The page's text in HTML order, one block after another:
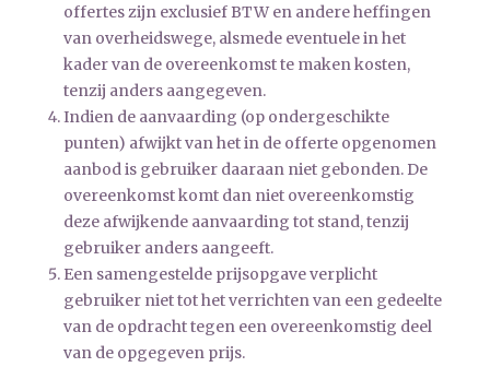
offertes zijn exclusief BTW en andere heffingen
van overheidswege, alsmede eventuele in het
kader van de overeenkomst te maken kosten,
tenzij anders aangegeven.
Indien de aanvaarding (op ondergeschikte
punten) afwijkt van het in de offerte opgenomen
aanbod is gebruiker daaraan niet gebonden. De
overeenkomst komt dan niet overeenkomstig
deze afwijkende aanvaarding tot stand, tenzij
gebruiker anders aangeeft.
Een samengestelde prijsopgave verplicht
gebruiker niet tot het verrichten van een gedeelte
van de opdracht tegen een overeenkomstig deel
van de opgegeven prijs.